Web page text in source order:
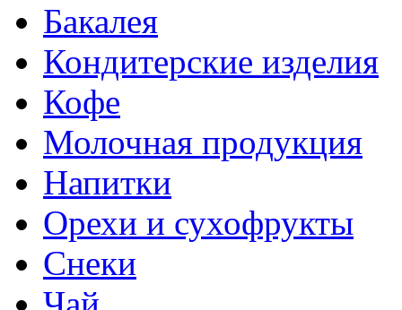
Бакалея
Кондитерские изделия
Кофе
Молочная продукция
Напитки
Орехи и сухофрукты
Снеки